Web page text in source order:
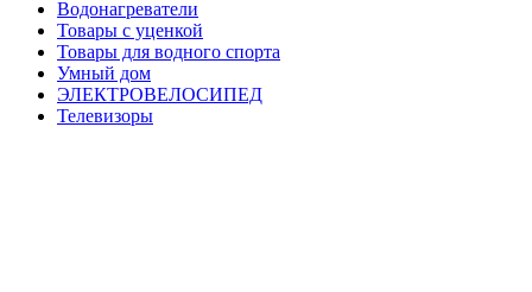
Водонагреватели
Товары с уценкой
Товары для водного спорта
Умный дом
ЭЛЕКТРОВЕЛОСИПЕД
Телевизоры